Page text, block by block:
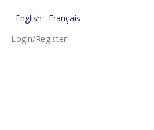
English
Français
Login/Register